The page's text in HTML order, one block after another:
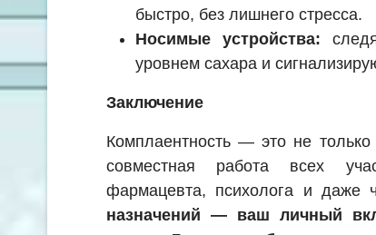
быстро, без лишнего стресса.
Носимые устройства:
уровнем сахара и
Заключение
Комплаентность — это не
совместная работа всех
фармацевта, психолога и даже
назначений — ваш личный